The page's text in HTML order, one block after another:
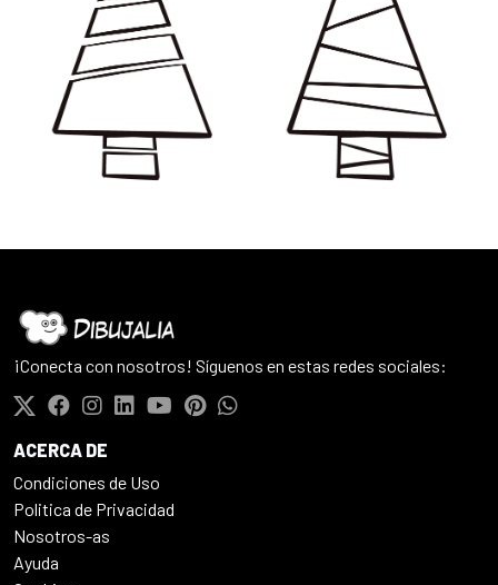
¡Conecta con nosotros! Síguenos en estas redes sociales:
ACERCA DE
Condiciones de Uso
Politica de Privacidad
Nosotros-as
Ayuda